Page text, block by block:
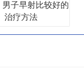
治疗方法